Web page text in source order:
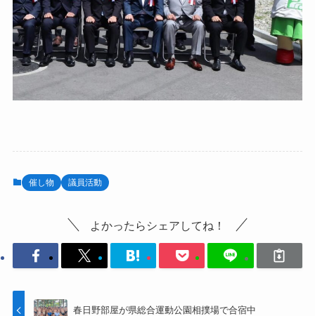
催し物 議員活動
よかったらシェアしてね！
春日野部屋が県総合運動公園相撲場で合宿中